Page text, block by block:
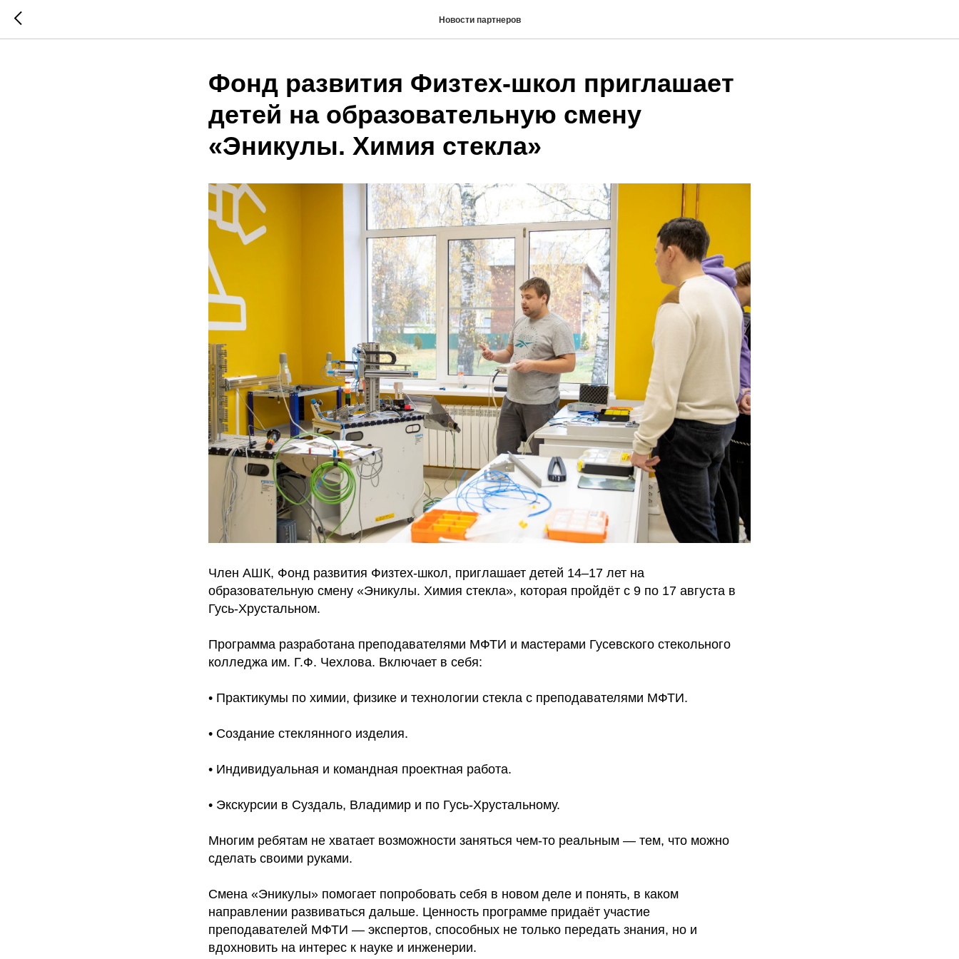
Новости партнеров
Фонд развития Физтех-школ приглашает
детей на образовательную смену
«Эникулы. Химия стекла»
Член АШК, Фонд развития Физтех-школ, приглашает детей 14–17 лет на
образовательную смену «Эникулы. Химия стекла», которая пройдёт с 9 по 17 августа в
Гусь-Хрустальном.
Программа разработана преподавателями МФТИ и мастерами Гусевского стекольного
колледжа им. Г.Ф. Чехлова. Включает в себя:
• Практикумы по химии, физике и технологии стекла с преподавателями МФТИ.
• Создание стеклянного изделия.
• Индивидуальная и командная проектная работа.
• Экскурсии в Суздаль, Владимир и по Гусь-Хрустальному.
Многим ребятам не хватает возможности заняться чем-то реальным — тем, что можно
сделать своими руками.
Смена «Эникулы» помогает попробовать себя в новом деле и понять, в каком
направлении развиваться дальше. Ценность программе придаёт участие
преподавателей МФТИ — экспертов, способных не только передать знания, но и
вдохновить на интерес к науке и инженерии.